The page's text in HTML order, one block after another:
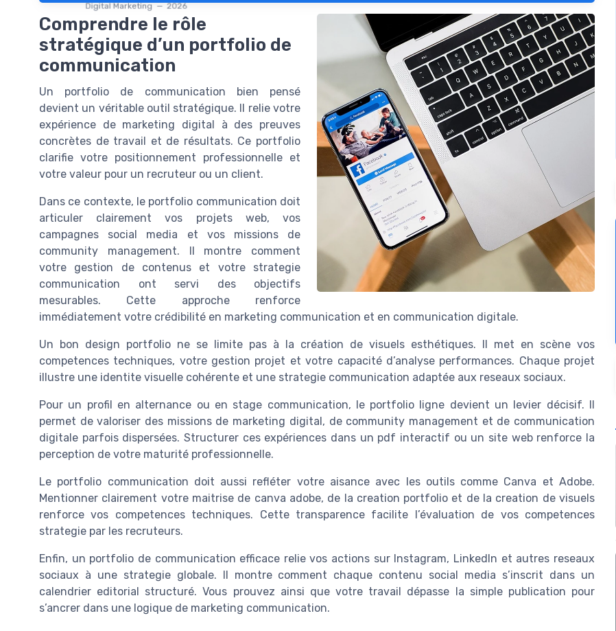
Digital Marketing — 2026
Comprendre le rôle
stratégique d’un portfolio de
communication
Un portfolio de communication bien pensé
devient un véritable outil stratégique. Il relie votre
expérience de marketing digital à des preuves
concrètes de travail et de résultats. Ce portfolio
clarifie votre positionnement professionnelle et
votre valeur pour un recruteur ou un client.
Dans ce contexte, le portfolio communication doit
articuler clairement vos projets web, vos
campagnes social media et vos missions de
community management. Il montre comment
votre gestion de contenus et votre strategie
communication ont servi des objectifs
mesurables. Cette approche renforce
immédiatement votre crédibilité en marketing communication et en communication digitale.
Un bon design portfolio ne se limite pas à la création de visuels esthétiques. Il met en scène vos
competences techniques, votre gestion projet et votre capacité d’analyse performances. Chaque projet
illustre une identite visuelle cohérente et une strategie communication adaptée aux reseaux sociaux.
Pour un profil en alternance ou en stage communication, le portfolio ligne devient un levier décisif. Il
permet de valoriser des missions de marketing digital, de community management et de communication
digitale parfois dispersées. Structurer ces expériences dans un pdf interactif ou un site web renforce la
perception de votre maturité professionnelle.
Le portfolio communication doit aussi refléter votre aisance avec les outils comme Canva et Adobe.
Mentionner clairement votre maitrise de canva adobe, de la creation portfolio et de la creation de visuels
renforce vos competences techniques. Cette transparence facilite l’évaluation de vos competences
strategie par les recruteurs.
Enfin, un portfolio de communication efficace relie vos actions sur Instagram, LinkedIn et autres reseaux
sociaux à une strategie globale. Il montre comment chaque contenu social media s’inscrit dans un
calendrier editorial structuré. Vous prouvez ainsi que votre travail dépasse la simple publication pour
s’ancrer dans une logique de marketing communication.